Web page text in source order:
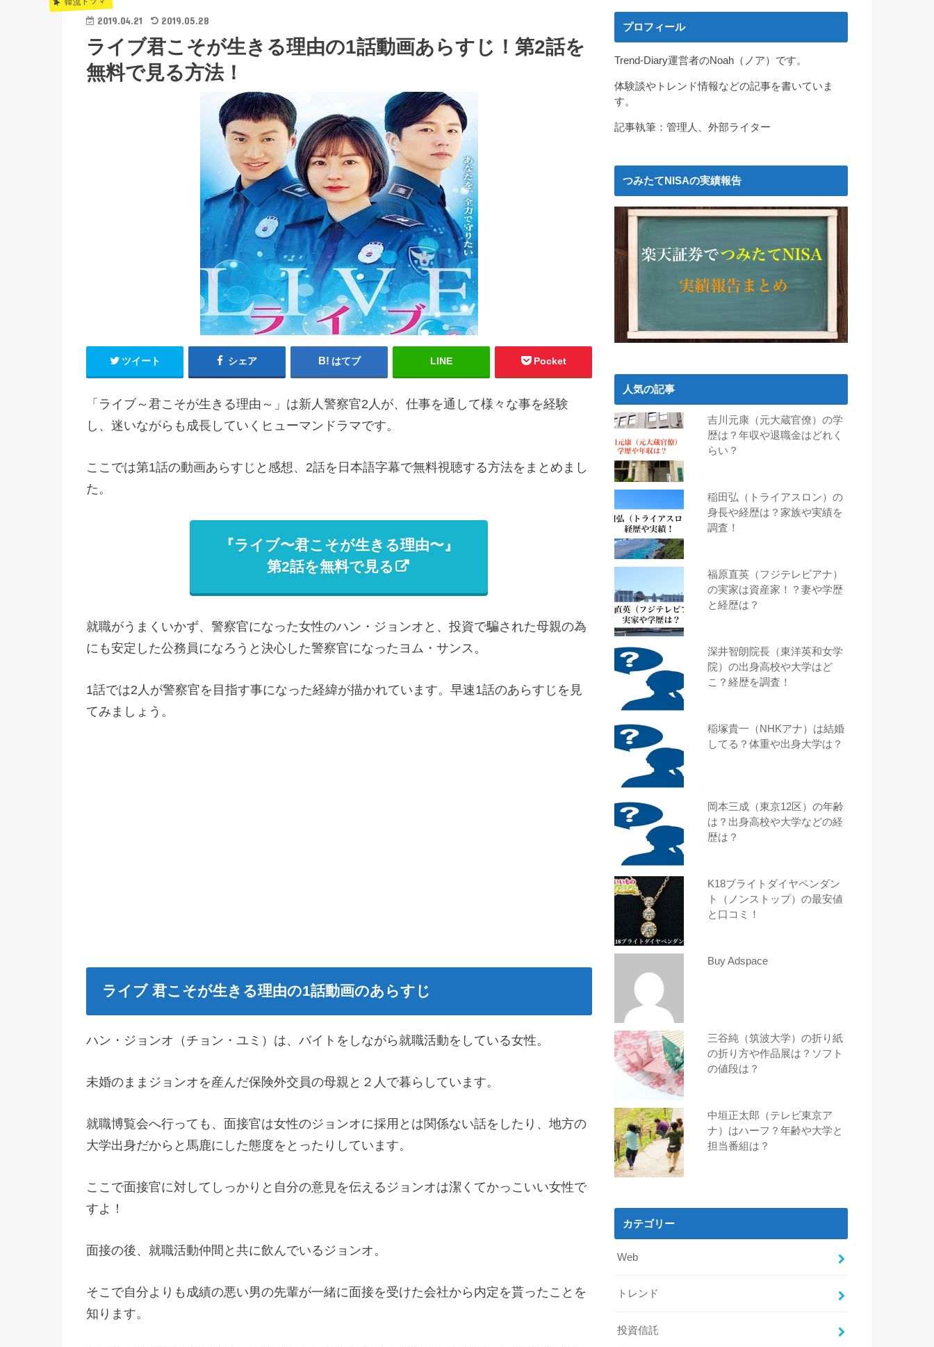
2019.04.21 2019.05.28
ライブ君こそが生きる理由の1話動画あらすじ！第2話を
無料で見る方法！
ツイート シェア はてブ LINE Pocket
「ライブ～君こそが生きる理由～」は新人警察官2人が、仕事を通して様々な事を経験
し、迷いながらも成長していくヒューマンドラマです。
ここでは第1話の動画あらすじと感想、2話を日本語字幕で無料視聴する方法をまとめまし
た。
『ライブ〜君こそが生きる理由〜』
第2話を無料で見る
就職がうまくいかず、警察官になった女性のハン・ジョンオと、投資で騙された母親の為
にも安定した公務員になろうと決心した警察官になったヨム・サンス。
1話では2人が警察官を目指す事になった経緯が描かれています。早速1話のあらすじを見
てみましょう。
ライブ 君こそが生きる理由の1話動画のあらすじ
ハン・ジョンオ（チョン・ユミ）は、バイトをしながら就職活動をしている女性。
未婚のままジョンオを産んだ保険外交員の母親と２人で暮らしています。
就職博覧会へ行っても、面接官は女性のジョンオに採用とは関係ない話をしたり、地方の
大学出身だからと馬鹿にした態度をとったりしています。
ここで面接官に対してしっかりと自分の意見を伝えるジョンオは潔くてかっこいい女性で
すよ！
面接の後、就職活動仲間と共に飲んでいるジョンオ。
そこで自分よりも成績の悪い男の先輩が一緒に面接を受けた会社から内定を貰ったことを
知ります。
プロフィール
Trend-Diary運営者のNoah（ノア）です。
体験談やトレンド情報などの記事を書いていま
す。
記事執筆：管理人、外部ライター
つみたてNISAの実績報告
人気の記事
吉川元康（元大蔵官僚）の学
歴は？年収や退職金はどれく
らい？
稲田弘（トライアスロン）の
身長や経歴は？家族や実績を
調査！
福原直英（フジテレビアナ）
の実家は資産家！？妻や学歴
と経歴は？
深井智朗院長（東洋英和女学
院）の出身高校や大学はど
こ？経歴を調査！
稲塚貴一（NHKアナ）は結婚
してる？体重や出身大学は？
岡本三成（東京12区）の年齢
は？出身高校や大学などの経
歴は？
K18ブライトダイヤペンダン
ト（ノンストップ）の最安値
と口コミ！
Buy Adspace
三谷純（筑波大学）の折り紙
の折り方や作品展は？ソフト
の値段は？
中垣正太郎（テレビ東京ア
ナ）はハーフ？年齢や大学と
担当番組は？
カテゴリー
Web
トレンド
投資信託